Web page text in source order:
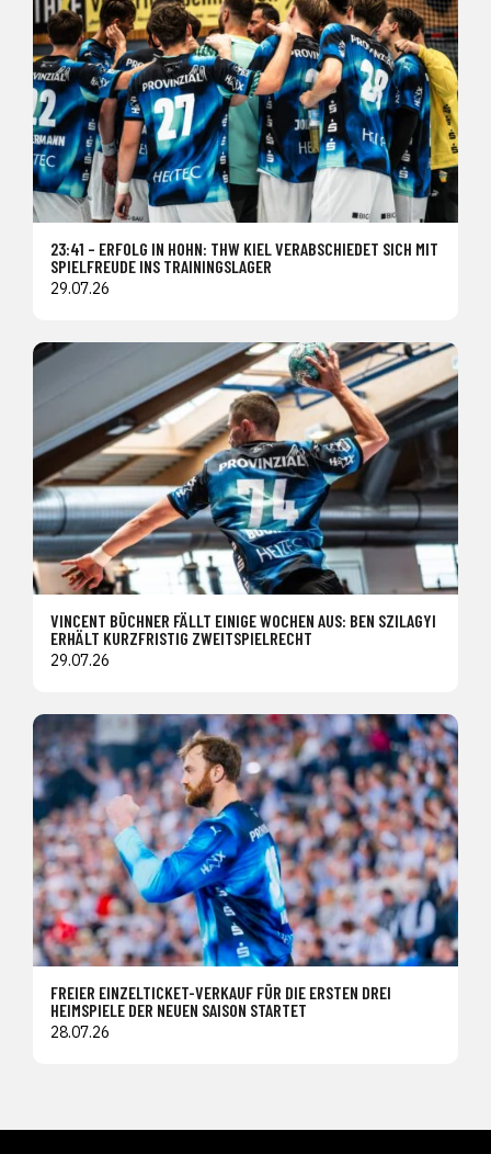
23:41 – ERFOLG IN HOHN: THW KIEL VERABSCHIEDET SICH MIT
SPIELFREUDE INS TRAININGSLAGER
29.07.26
VINCENT BÜCHNER FÄLLT EINIGE WOCHEN AUS: BEN SZILAGYI
ERHÄLT KURZFRISTIG ZWEITSPIELRECHT
29.07.26
FREIER EINZELTICKET-VERKAUF FÜR DIE ERSTEN DREI
HEIMSPIELE DER NEUEN SAISON STARTET
28.07.26